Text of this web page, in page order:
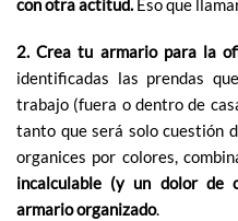
con otra actitud. Eso que
2. Crea tu armario para la
identificadas las prendas
trabajo (fuera o dentro de
tanto que será solo cuestión
organices por colores,
incalculable (y un dolor de
armario organizado.